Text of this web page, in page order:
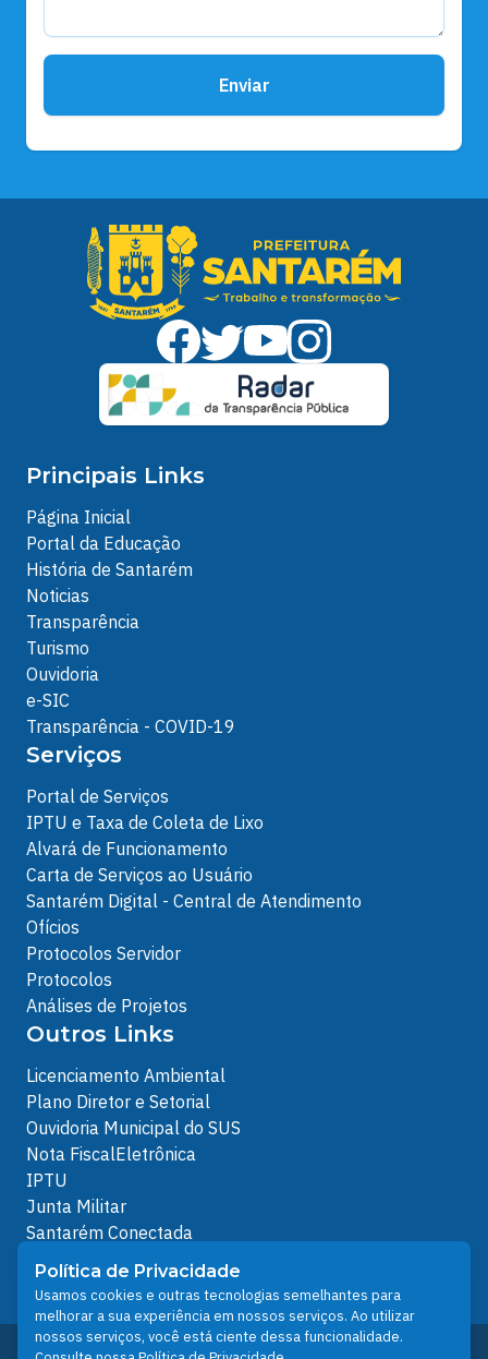
Enviar
Principais Links
Página Inicial
Portal da Educação
História de Santarém
Noticias
Transparência
Turismo
Ouvidoria
e-SIC
Transparência - COVID-19
Serviços
Portal de Serviços
IPTU e Taxa de Coleta de Lixo
Alvará de Funcionamento
Carta de Serviços ao Usuário
Santarém Digital - Central de Atendimento
Ofícios
Protocolos Servidor
Protocolos
Análises de Projetos
Outros Links
Licenciamento Ambiental
Plano Diretor e Setorial
Ouvidoria Municipal do SUS
Nota FiscalEletrônica
IPTU
Junta Militar
Santarém Conectada
Política de Privacidade
People illustrations by Storyset
Desenvolvido pelo Núcleo Técnico de Gestão de
Política de Privacidade
Usamos cookies e outras tecnologias semelhantes para
melhorar a sua experiência em nossos serviços. Ao utilizar
nossos serviços, você está ciente dessa funcionalidade.